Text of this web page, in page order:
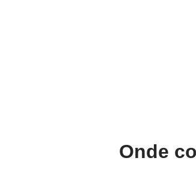
Onde